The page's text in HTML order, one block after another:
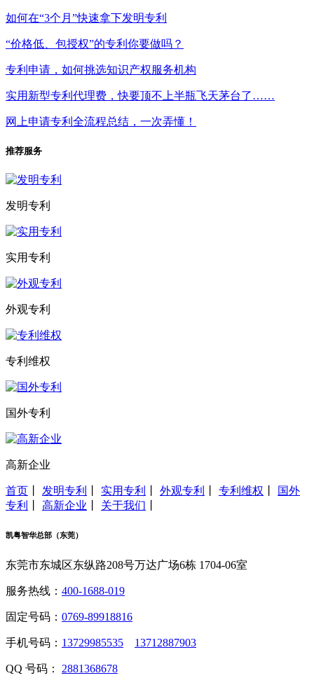
如何在“3个月”快速拿下发明专利
“价格低、包授权”的专利你要做吗？
专利申请，如何挑选知识产权服务机构
实用新型专利代理费，快要顶不上半瓶飞天茅台了……
网上申请专利全流程总结，一次弄懂！
推荐服务
发明专利
实用专利
外观专利
专利维权
国外专利
高新企业
首页 发明专利 实用专利 外观专利 专利维权
国外
专利
高新企业 关于我们
凯粤智华总部（东莞）
东莞市东城区东纵路208号万达广场6栋 1704-06室
服务热线： 400-1688-019
固定号码： 0769-89918816
手机号码： 13729985535 13712887903
QQ 号码： 2881368678